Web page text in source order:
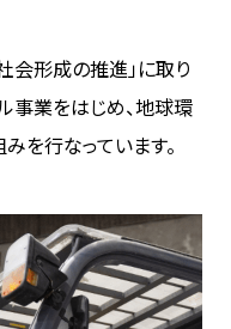
会形成の推進」に取り
事業をはじめ、地球環
を行なっています。